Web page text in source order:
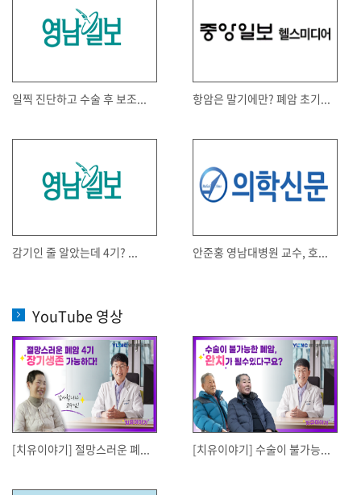
일찍 진단하고 수술 후 보조... 항암은 말기에만? 폐암 초기...
감기인 줄 알았는데 4기? ... 안준홍 영남대병원 교수, 호...
YouTube 영상
[치유이야기] 절망스러운 폐... [치유이야기] 수술이 불가능...